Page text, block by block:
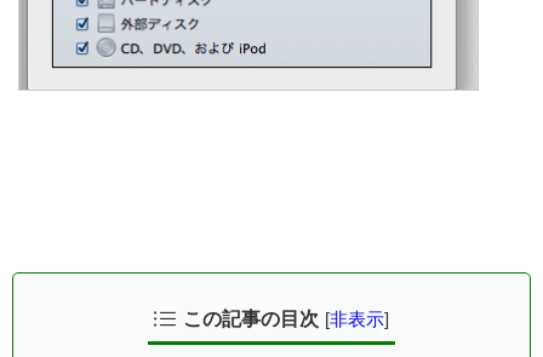
この記事の目次 [非表示]